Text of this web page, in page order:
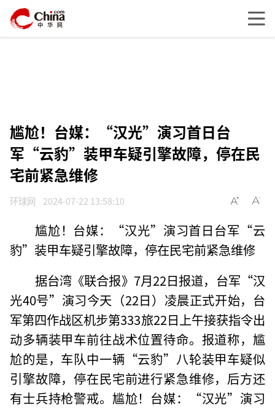
尴尬！台媒：“汉光”演习首日台
军“云豹”装甲车疑引擎故障，停在民
宅前紧急维修
环球网 2024-07-22 13:58:10
尴尬！台媒：“汉光”演习首日台军“云
豹”装甲车疑引擎故障，停在民宅前紧急维修
据台湾《联合报》7月22日报道，台军“汉
光40号”演习今天（22日）凌晨正式开始，台
军第四作战区机步第333旅22日上午接获指令出
动多辆装甲车前往战术位置待命。报道称，尴
尬的是，车队中一辆“云豹”八轮装甲车疑似
引擎故障，停在民宅前进行紧急维修，后方还
有士兵持枪警戒。尴尬！台媒：“汉光”演习